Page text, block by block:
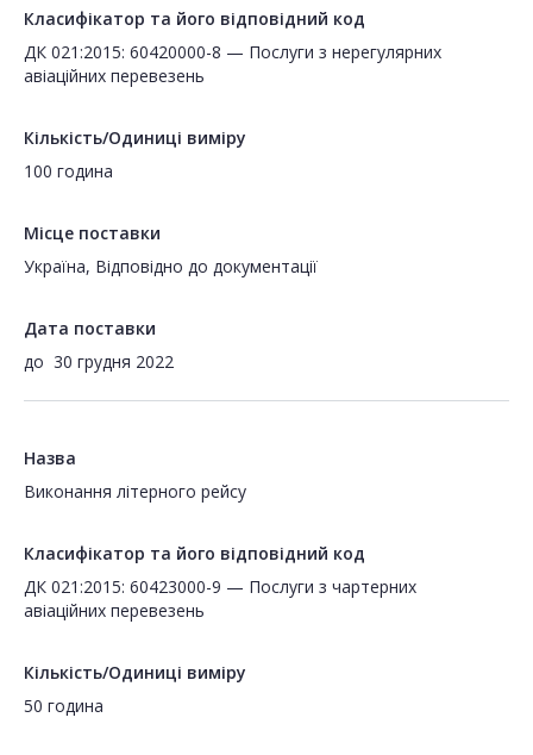
Класифікатор та його відповідний код
ДК 021:2015: 60420000-8 — Послуги з нерегулярних
авіаційних перевезень
Кількість/Одиниці виміру
100 година
Місце поставки
Україна, Відповідно до документації
Дата поставки
до 30 грудня 2022
Назва
Виконання літерного рейсу
Класифікатор та його відповідний код
ДК 021:2015: 60423000-9 — Послуги з чартерних
авіаційних перевезень
Кількість/Одиниці виміру
50 година